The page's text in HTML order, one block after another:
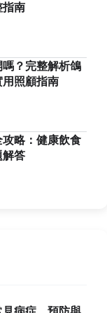
指南
？完整解析鴿
照顧指南
略：健康飲食
解答